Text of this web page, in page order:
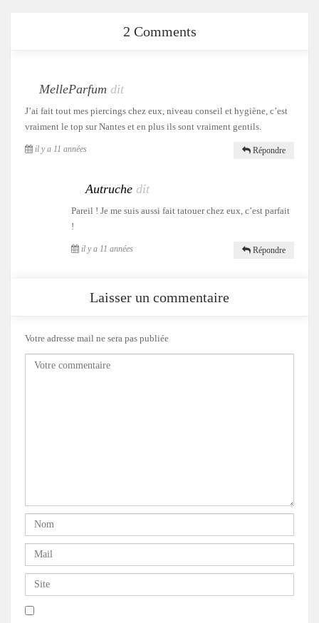
2 Comments
MelleParfum dit
J’ai fait tout mes piercings chez eux, niveau conseil et hygiène, c’est
vraiment le top sur Nantes et en plus ils sont vraiment gentils.
il y a 11 années Répondre
Autruche dit
Pareil ! Je me suis aussi fait tatouer chez eux, c’est parfait
!
il y a 11 années Répondre
Laisser un commentaire
Votre adresse mail ne sera pas publiée